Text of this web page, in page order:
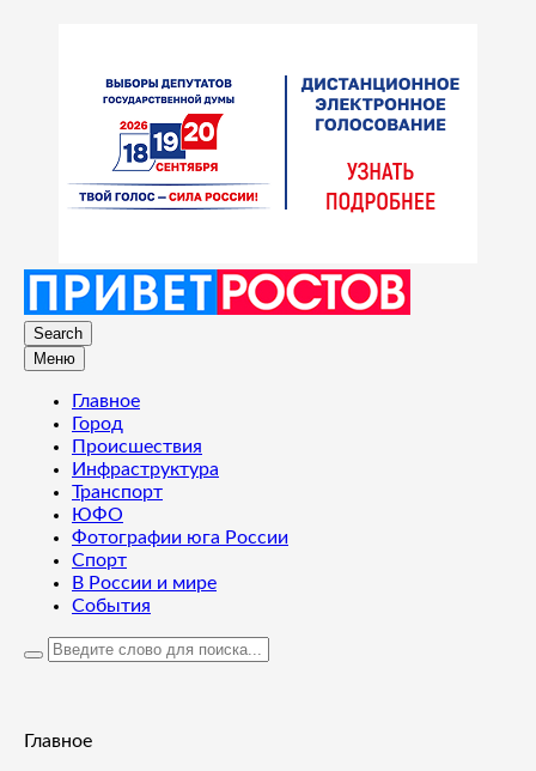
Search
Меню
Главное
Город
Происшествия
Инфраструктура
Транспорт
ЮФО
Фотографии юга России
Спорт
В России и мире
События
Главное